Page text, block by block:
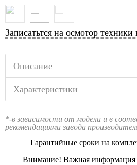
Записатьтся на осмотор
Описание
Характеристики
*-в зависимости от модели и в
рекомендациями завода
Гарантийные сроки на
Внимание! Важная информация